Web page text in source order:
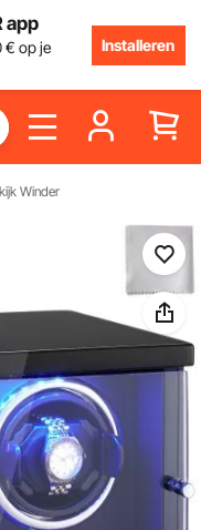
app
€ op je
Installeren
Winder